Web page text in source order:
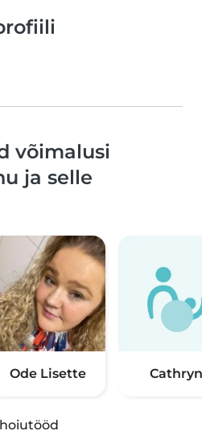
võimalusi
ja selle
Ode Lisette Cathryn